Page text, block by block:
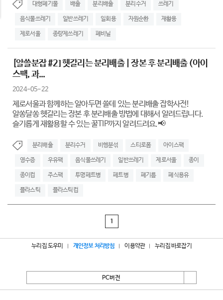
대형폐기물 배출 분리배출 분리수거 쓰레기
음식물쓰레기 일반쓰레기 일회용 자원순환 재활용
제로서울 종량제쓰레기 폐비닐
[알쓸분잡 #2] 헷갈리는 분리배출 | 장본 후 분리배출 (아이
스팩, 과...
2024-05-22
제로서울과 함께하는 알아두면 쓸데 있는 분리배출 잡학사전!
알쏭달쏭 헷갈리는 장본 후 분리배출 방법에 대해서 알려드립니다.
슬기롭게 재활용할 수 있는 꿀TIP까지 알려드려요.📢
분리배출 분리수거 비헹분섞 스티로폼 아이스팩
영수증 우유팩 음식물쓰레기 일반쓰레기 제로서울 종이
종이컵 주스팩 투명페트병 페트병 폐기름 폐식용유
플라스틱 플라스틱컵
1
누리집 도우미 개인정보 처리방침 이용약관 누리집 바로잡기
PC버전